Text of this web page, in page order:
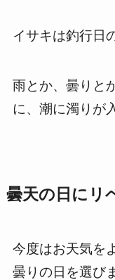
イサキは釣行日
雨とか、曇りと
に、潮に濁りが
曇天の日にリ
今度はお天気を
曇りの日を選び